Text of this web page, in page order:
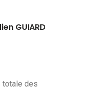
GUIARD
totale des